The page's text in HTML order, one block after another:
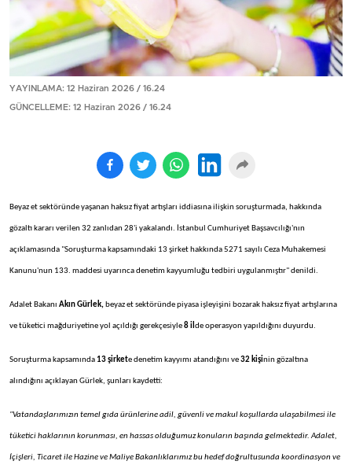
YAYINLAMA: 12 Haziran 2026 / 16.24
GÜNCELLEME: 12 Haziran 2026 / 16.24
Beyaz et sektöründe yaşanan haksız fiyat artışları iddiasına ilişkin soruşturmada, hakkında
gözaltı kararı verilen 32 zanlıdan 28'i yakalandı. İstanbul Cumhuriyet Başsavcılığı'nın
açıklamasında "Soruşturma kapsamındaki 13 şirket hakkında 5271 sayılı Ceza Muhakemesi
Kanunu'nun 133. maddesi uyarınca denetim kayyumluğu tedbiri uygulanmıştır" denildi.
Adalet Bakanı Akın Gürlek, beyaz et sektöründe piyasa işleyişini bozarak haksız fiyat artışlarına
ve tüketici mağduriyetine yol açıldığı gerekçesiyle8 il de operasyon yapıldığını duyurdu.
Soruşturma kapsamında 13 şirkete denetim kayyımı atandığını ve32 kişinin gözaltına
alındığını açıklayan Gürlek, şunları kaydetti:
"Vatandaşlarımızın temel gıda ürünlerine adil, güvenli ve makul koşullarda ulaşabilmesi ile
tüketici haklarının korunması, en hassas olduğumuz konuların başında gelmektedir. Adalet,
İçişleri, Ticaret ile Hazine ve Maliye Bakanlıklarımız bu hedef doğrultusunda koordinasyon ve